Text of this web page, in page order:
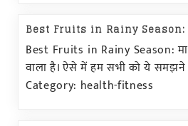
Best Fruits in Rainy Season:
Best Fruits in Rainy Season:
वाला है। ऐसे में हम सभी को ये
Category: health-fitness